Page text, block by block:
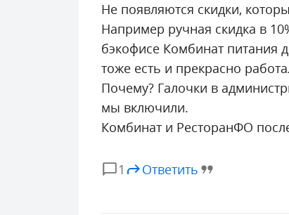
Не появляются скидки,
Например ручная скидка в
бэкофисе Комбинат питания
тоже есть и прекрасно
Почему? Галочки в
мы включили.
Комбинат и РесторанФО
1 Ответить